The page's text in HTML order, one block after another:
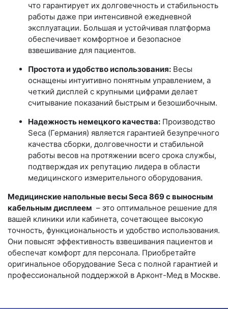
что гарантирует их долговечность и стабильность
работы даже при интенсивной ежедневной
эксплуатации. Большая и устойчивая платформа
обеспечивает комфортное и безопасное
взвешивание для пациентов.
Простота и удобство использования: Весы
оснащены интуитивно понятным управлением, а
четкий дисплей с крупными цифрами делает
считывание показаний быстрым и безошибочным.
Надежность немецкого качества: Производство
Seca (Германия) является гарантией безупречного
качества сборки, долговечности и стабильной
работы весов на протяжении всего срока службы,
подтверждая их репутацию лидера в области
медицинского измерительного оборудования.
Медицинские напольные весы Seca 869 с выносным
кабельным дисплеем – это оптимальное решение для
вашей клиники или кабинета, сочетающее высокую
точность, функциональность и удобство использования.
Они повысят эффективность взвешивания пациентов и
обеспечат комфорт для персонала. Приобретайте
оригинальное оборудование Seca с полной гарантией и
профессиональной поддержкой в Арконт-Мед в Москве.